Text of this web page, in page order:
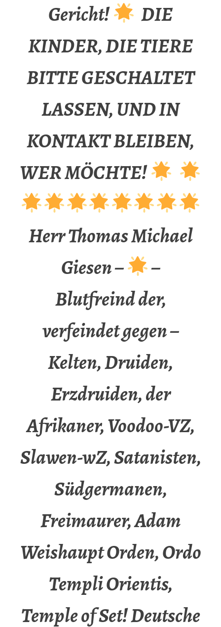
Gericht!
DIE
KINDER, DIE TIERE
BITTE GESCHALTET
LASSEN, UND IN
KONTAKT BLEIBEN,
WER MÖCHTE!
Herr Thomas Michael
Giesen –
–
Blutfreind der,
verfeindet gegen –
Kelten, Druiden,
Erzdruiden, der
Afrikaner, Voodoo-VZ,
Slawen-wZ, Satanisten,
Südgermanen,
Freimaurer, Adam
Weishaupt Orden, Ordo
Templi Orientis,
Temple of Set! Deutsche